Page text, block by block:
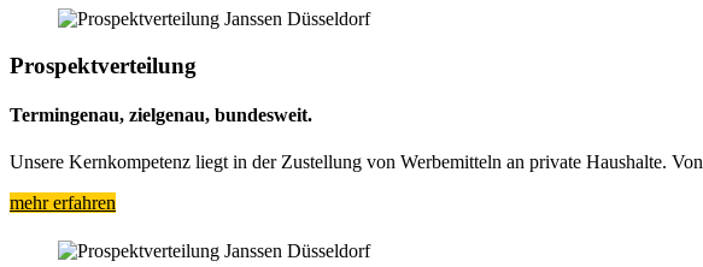
Prospektverteilung
Termingenau, zielgenau, bundesweit.
Unsere Kernkompetenz liegt in der Zustellung von Werbemitteln an private Haushalte.
mehr erfahren